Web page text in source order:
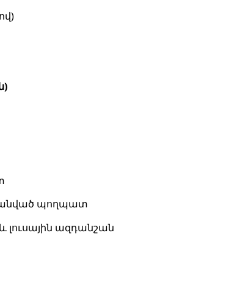
պողպատ
լուսային ազդանշան
ԱՆՎՃԱՐ EXPRESS